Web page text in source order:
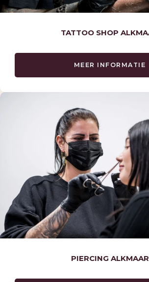
TATTOO SHOP
MEER INFORMATIE
PIERCING ALKMAAR